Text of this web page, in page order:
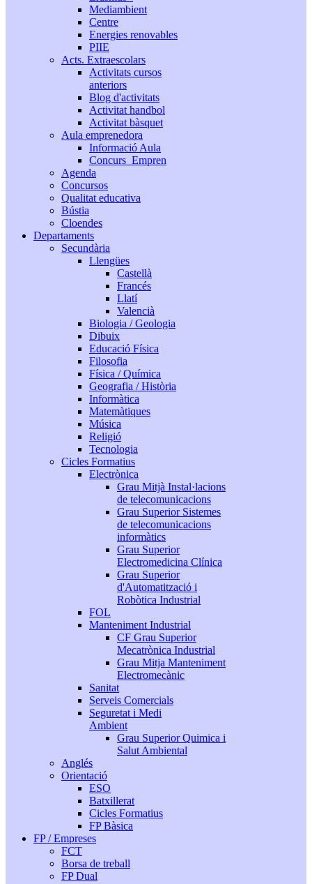
Mediambient
Centre
Energies renovables
PIIE
Acts. Extraescolars
Activitats cursos
anteriors
Blog d'activitats
Activitat handbol
Activitat bàsquet
Aula emprenedora
Informació Aula
Concurs_Empren
Agenda
Concursos
Qualitat educativa
Bústia
Cloendes
Departaments
Secundària
Llengües
Castellà
Francés
Llatí
Valencià
Biologia / Geologia
Dibuix
Educació Física
Filosofia
Física / Química
Geografia / Història
Informàtica
Matemàtiques
Música
Religió
Tecnologia
Cicles Formatius
Electrònica
Grau Mitjà Instal·lacions
de telecomunicacions
Grau Superior Sistemes
de telecomunicacions
informàtics
Grau Superior
Electromedicina Clínica
Grau Superior
d'Automatització i
Robòtica Industrial
FOL
Manteniment Industrial
CF Grau Superior
Mecatrònica Industrial
Grau Mitja Manteniment
Electromecànic
Sanitat
Serveis Comercials
Seguretat i Medi
Ambient
Grau Superior Quimica i
Salut Ambiental
Anglés
Orientació
ESO
Batxillerat
Cicles Formatius
FP Bàsica
FP / Empreses
FCT
Borsa de treball
FP Dual